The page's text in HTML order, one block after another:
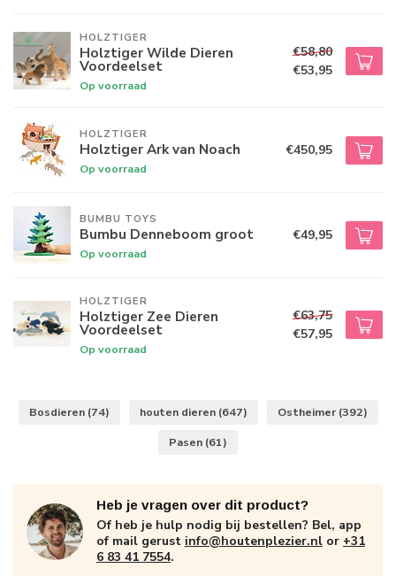
HOLZTIGER
Holztiger Wilde Dieren
Voordeelset
Op voorraad
€58,80
€53,95
HOLZTIGER
Holztiger Ark van Noach
Op voorraad
€450,95
BUMBU TOYS
Bumbu Denneboom groot
Op voorraad
€49,95
HOLZTIGER
Holztiger Zee Dieren
Voordeelset
Op voorraad
€63,75
€57,95
Bosdieren (74) houten dieren (647) Ostheimer (392)
Pasen (61)
Heb je vragen over dit product?
Of heb je hulp nodig bij bestellen? Bel, app
of mail gerust info@houtenplezier.nl or +31
6 83 41 7554.